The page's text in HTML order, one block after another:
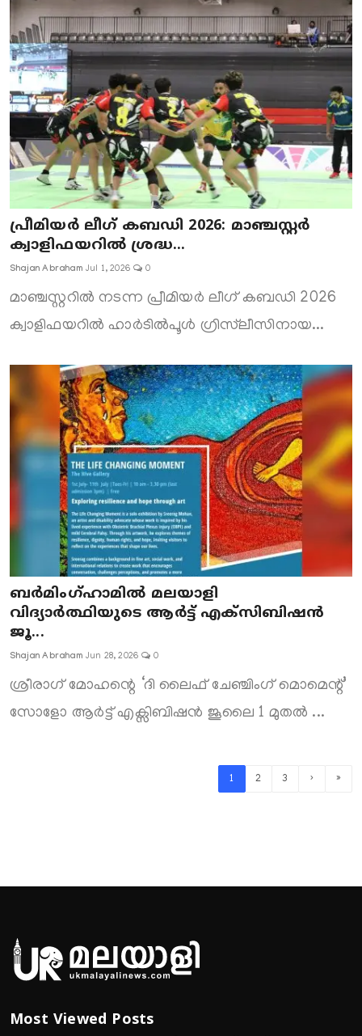
പ്രീമിയർ ലീഗ് കബഡി 2026: മാഞ്ചസ്റ്റർ
ക്വാളിഫയറിൽ ശ്രദ്ധ...
Shajan Abraham Jul 1, 2026 0
മാഞ്ചസ്റ്ററിൽ നടന്ന പ്രീമിയർ ലീഗ് കബഡി 2026
ക്വാളിഫയറിൽ ഹാർടിൽപൂൾ ഗ്രിസ്‌ലീസിനായ...
ബർമിംഗ്ഹാമിൽ മലയാളി
വിദ്യാർത്ഥിയുടെ ആർട്ട് എക്സിബിഷൻ
ജൂ...
Shajan Abraham Jun 28, 2026 0
ശ്രീരാഗ് മോഹന്റെ ‘ദി ലൈഫ് ചേഞ്ചിംഗ് മൊമെന്റ്’
സോളോ ആർട്ട് എക്സിബിഷൻ ജൂലൈ 1 മുതൽ ...
1 2 3 › »
Most Viewed Posts